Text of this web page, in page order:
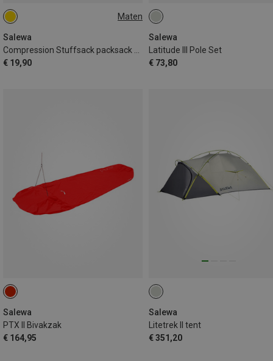
Maten
Salewa
Compression Stuffsack packsack M. S
€ 19,90
ONE SIZE
Salewa
Latitude III Pole Set
€ 73,80
Salewa
PTX II Bivakzak
€ 164,95
Salewa
Litetrek II tent
€ 351,20